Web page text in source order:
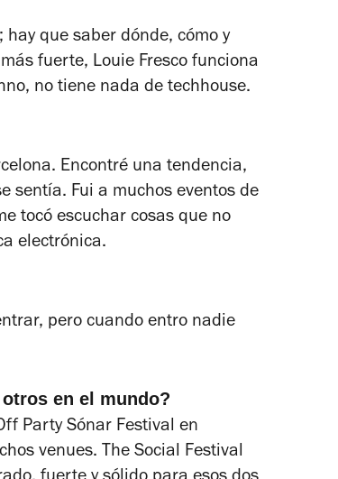
que saber dónde, cómo y
fuerte, Louie Fresco funciona
no tiene nada de techhouse.
Encontré una tendencia,
sentía. Fui a muchos eventos de
tocó escuchar cosas que no
electrónica.
pero cuando entro nadie
en el mundo?
Party Sónar Festival en
venues. The Social Festival